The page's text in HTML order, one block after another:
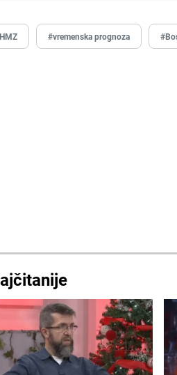
#vremenska prognoza